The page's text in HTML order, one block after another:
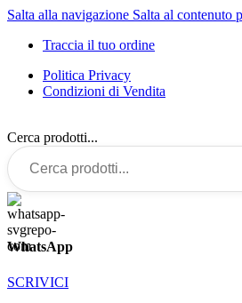
Salta alla navigazione Salta al contenuto
Traccia il tuo ordine
Politica Privacy
Condizioni di Vendita
Cerca prodotti...
WhatsApp
SCRIVICI